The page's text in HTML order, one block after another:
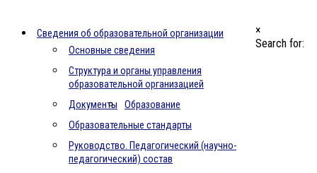
Официальный сайт гимназии №1 им. А.Н.
Барсукова г. Коврова Владимирской
области
Сведения об образовательной организации
Основные сведения
Структура и органы управления
образовательной организацией
Документы
Образование
Образовательные стандарты
Руководство. Педагогический (научно-
педагогический) состав
×
Search for: